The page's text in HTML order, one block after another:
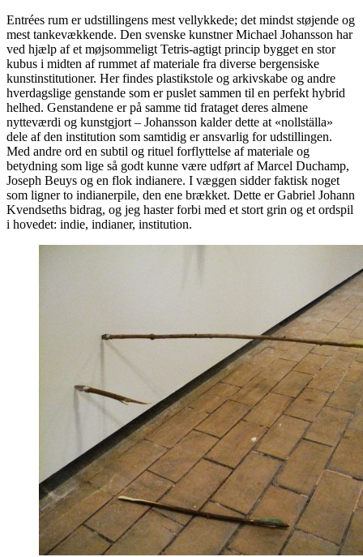
Entrées rum er udstillingens mest vellykkede; det mindst støjende og
mest tankevækkende. Den svenske kunstner Michael Johansson har
ved hjælp af et møjsommeligt Tetris-agtigt princip bygget en stor
kubus i midten af rummet af materiale fra diverse bergensiske
kunstinstitutioner. Her findes plastikstole og arkivskabe og andre
hverdagslige genstande som er puslet sammen til en perfekt hybrid
helhed. Genstandene er på samme tid frataget deres almene
nytteværdi og kunstgjort – Johansson kalder dette at «nollställa»
dele af den institution som samtidig er ansvarlig for udstillingen.
Med andre ord en subtil og rituel forflyttelse af materiale og
betydning som lige så godt kunne være udført af Marcel Duchamp,
Joseph Beuys og en flok indianere. I væggen sidder faktisk noget
som ligner to indianerpile, den ene brækket. Dette er Gabriel Johann
Kvendseths bidrag, og jeg haster forbi med et stort grin og et ordspil
i hovedet: indie, indianer, institution.